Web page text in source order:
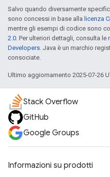
Salvo quando diversamente
sono concessi in base alla licenza
mentre gli esempi di codice sono
2.0. Per ulteriori dettagli, consulta le
Developers. Java è un marchio
consociate.
Ultimo aggiornamento 2025-07-26
Stack Overflow
GitHub
Google Groups
Informazioni su prodotti